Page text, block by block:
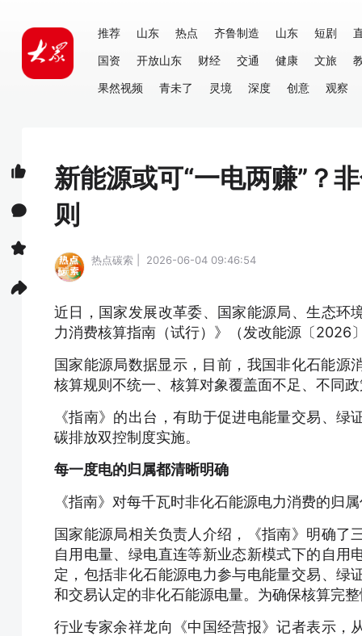
推荐 山东 热点 齐鲁制造 山东 短剧
国资
开放山东 财经 交通 健康 文旅
果然视频
青未了 灵境 深度 创意 观察
新能源或可“一电两赚”？
则
热点碳索 | 2026-06-04 09:46:54
近日，国家发展改革委、国家能源局、生态环
力消费核算指南（试行）》（发改能源〔2026
国家能源局数据显示，目前，我国非化石能源
核算规则不统一、核算对象覆盖面不足、不同
《指南》的出台，有助于促进电能量交易、
碳排放双控制度实施。
每一度电的归属都清晰明确
《指南》对每千瓦时非化石能源电力消费的归
国家能源局相关负责人介绍，《指南》明确了
自用电量、绿电直连等新业态新模式下的自用
定，包括非化石能源电力参与电能量交易、绿
和交易认定的非化石能源电量。为确保核算完
行业专家余祥龙向《中国经营报》记者表示，